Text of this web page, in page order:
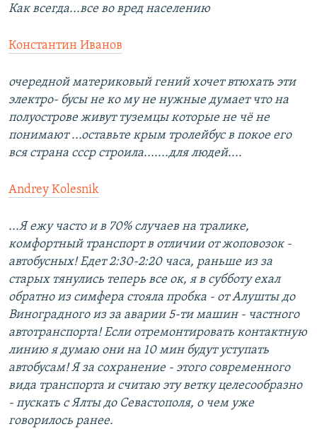
Как всегда...все во вред населению
Константин Иванов
очередной материковый гений хочет втюхать эти
электро- бусы не ко му не нужные думает что на
полуострове живут туземцы которые не чё не
понимают ...оставьте крым тролейбус в покое его
вся страна ссср строила.......для людей....
Andrey Kolesnik
...Я ежу часто и в 70% случаев на тралике,
комфортный транспорт в отличии от жоповозок -
автобусных! Едет 2:30-2:20 часа, раньше из за
старых тянулись теперь все ок, я в субботу ехал
обратно из симфера стояла пробка - от Алушты до
Виноградного из за аварии 5-ти машин - частного
автотранспорта! Если отремонтировать контактную
линию я думаю они на 10 мин будут уступать
автобусам! Я за сохранение - этого современного
вида транспорта и считаю эту ветку целесообразно
- пускать с Ялты до Севастополя, о чем уже
говорилось ранее.